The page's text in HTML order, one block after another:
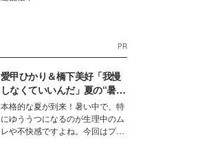
PR
愛甲ひかり＆橋下美好「我慢
しなくていいんだ」夏の“暑さ
対策”の新しい選択肢とは？
本格的な夏が到来！暑い中で、特
にゆううつになるのが生理中のム
レや不快感ですよね。今回はプラ